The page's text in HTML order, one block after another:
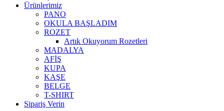
Ürünlerimiz
PANO
OKULA BAŞLADIM
ROZET
Artık Okuyorum Rozetleri
MADALYA
AFİŞ
KUPA
KAŞE
BELGE
T-SHIRT
Sipariş Verin